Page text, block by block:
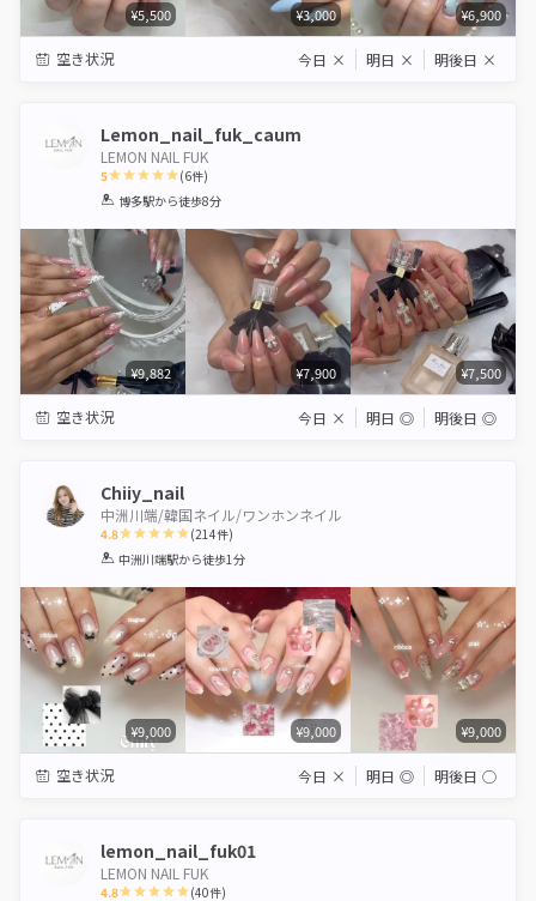
¥5,500 ¥3,000 ¥6,900
空き状況 今日 × 明日 × 明後日 ×
Lemon_nail_fuk_caum
LEMON NAIL FUK
5
1 2 3 4 5
(6件)
博多駅から徒歩8分
¥9,882 ¥7,900 ¥7,500
空き状況 今日 × 明日 ◎ 明後日 ◎
Chiiy_nail
中洲川端/韓国ネイル/ワンホンネイル
4.8
1 2 3 4 5
(214件)
中洲川端駅から徒歩1分
¥9,000 ¥9,000 ¥9,000
空き状況 今日 × 明日 ◎ 明後日 ◯
lemon_nail_fuk01
LEMON NAIL FUK
4.8 (40件)